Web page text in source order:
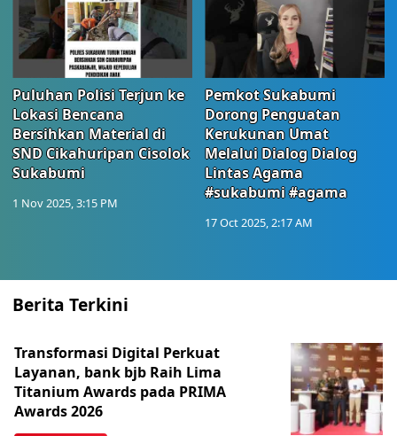
Puluhan Polisi Terjun ke
Lokasi Bencana
Bersihkan Material di
SND Cikahuripan Cisolok
Sukabumi
1 Nov 2025, 3:15 PM
Pemkot Sukabumi
Dorong Penguatan
Kerukunan Umat
Melalui Dialog Dialog
Lintas Agama
#sukabumi #agama
17 Oct 2025, 2:17 AM
Berita Terkini
Transformasi Digital Perkuat
Layanan, bank bjb Raih Lima
Titanium Awards pada PRIMA
Awards 2026